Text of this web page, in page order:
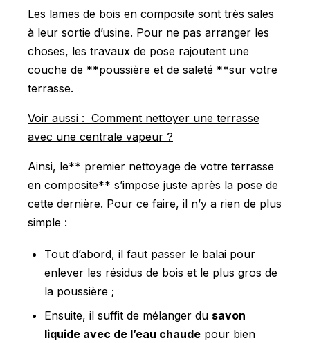
Les lames de bois en composite sont très sales
à leur sortie d’usine. Pour ne pas arranger les
choses, les travaux de pose rajoutent une
couche de **poussière et de saleté **sur votre
terrasse.
Voir aussi : Comment nettoyer une terrasse
avec une centrale vapeur ?
Ainsi, le** premier nettoyage de votre terrasse
en composite** s’impose juste après la pose de
cette dernière. Pour ce faire, il n’y a rien de plus
simple :
Tout d’abord, il faut passer le balai pour
enlever les résidus de bois et le plus gros de
la poussière ;
Ensuite, il suffit de mélanger du savon
liquide avec de l’eau chaude pour bien